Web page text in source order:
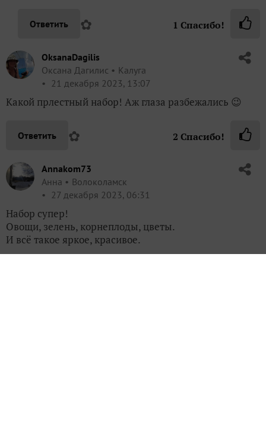
Ответить ✿ 1 Спасибо!
OksanaDagilis
Оксана Дагилис
Калуга
21 декабря 2023, 13:07
Какой прлестный набор! Аж глаза разбежались 😉
Ответить ✿ 2 Спасибо!
Annakom73
Анна
Волоколамск
27 декабря 2023, 06:31
Набор супер!
Овощи, зелень, корнеплоды, цветы.
И всё такое яркое, красивое.